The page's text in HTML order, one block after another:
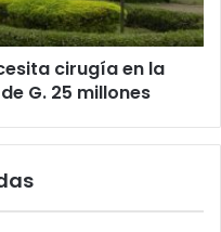
cirugía en la
G. 25 millones